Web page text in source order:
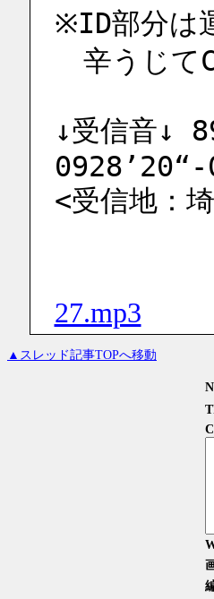
※ID部分は
辛うじて
↓受信音↓
<受信地：
27.mp3
▲スレッド記事TOPへ移動